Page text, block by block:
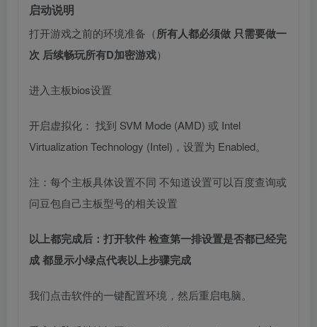
启动说明
打开游戏之前的环境准备（所有人都必须做 只需要做一
次 后续畅玩所有D加密游戏）
进入主板bios设置
开启虚拟化： 找到 SVM Mode (AMD) 或 Intel
Virtualization Technology (Intel)，设置为 Enabled。
注：每个主板具体设置不同 不知道设置可以百度查询或
问豆包自己主板型号的相关设置
以上都完成后：打开软件 检查第一排设置是否都已经完
成 都显示小绿点代表以上步骤完成
我们点击软件的一键配置环境，然后重启电脑。